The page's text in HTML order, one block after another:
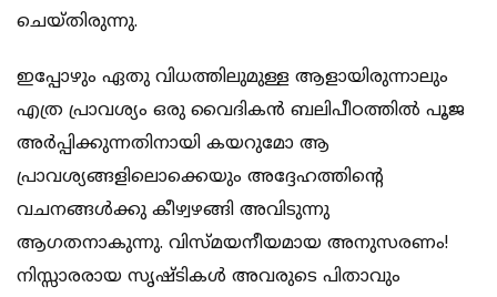
ചെയ്തിരുന്നു.
ഇപ്പോഴും ഏതു വിധത്തിലുമുള്ള ആളായിരുന്നാലും
എത്ര പ്രാവശ്യം ഒരു വൈദികന്‍ ബലിപീഠത്തില്‍ പൂജ
അര്‍പ്പിക്കുന്നതിനായി കയറുമോ ആ
പ്രാവശ്യങ്ങളിലൊക്കെയും അദ്ദേഹത്തിന്‍റെ
വചനങ്ങള്‍ക്കു കീഴ്വഴങ്ങി അവിടുന്നു
ആഗതനാകുന്നു. വിസ്മയനീയമായ അനുസരണം!
നിസ്സാരരായ സൃഷ്ടികള്‍ അവരുടെ പിതാവും